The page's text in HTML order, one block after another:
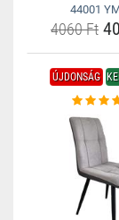
44001
4060 Ft
ÚJDONSÁG